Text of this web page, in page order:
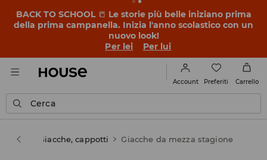
BACK TO SCHOOL 📒 Le storie più belle iniziano prima
della prima campanella. Inizia l'anno scolastico con un
nuovo look!
Per lei
Per lui
Account Preferiti Carrello
Cerca
Giacche, cappotti Giacche da mezza stagione